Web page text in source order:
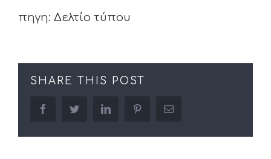
πηγη: Δελτίο τύπου
SHARE THIS POST
facebooktwitter linkedin pinterestEmail